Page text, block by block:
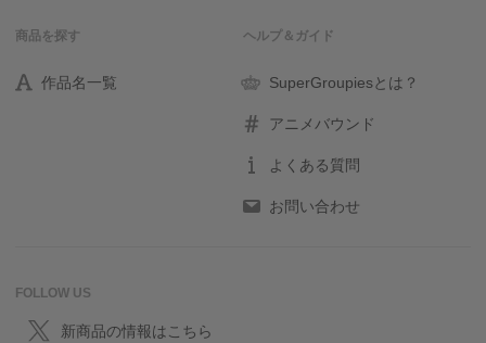
商品を探す
作品名一覧
ヘルプ＆ガイド
SuperGroupiesとは？
アニメバウンド
よくある質問
お問い合わせ
FOLLOW US
新商品の情報はこちら